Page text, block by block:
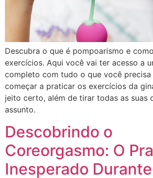
Descubra o que é pompoarismo e
exercícios. Aqui você vai ter acesso a
completo com tudo o que você precisa
começar a praticar os exercícios da
jeito certo, além de tirar todas as suas
assunto.
Descobrindo o
Coreorgasmo: O
Inesperado